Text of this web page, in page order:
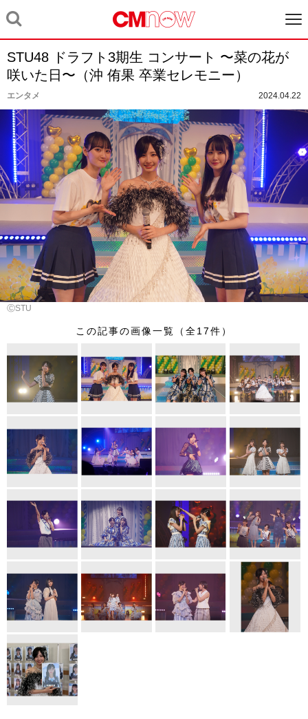
STU48 ドラフト3期生 コンサート 〜菜の花が
咲いた日〜（沖 侑果 卒業セレモニー）
エンタメ 2024.04.22
ⒸSTU
この記事の画像一覧（全17件）